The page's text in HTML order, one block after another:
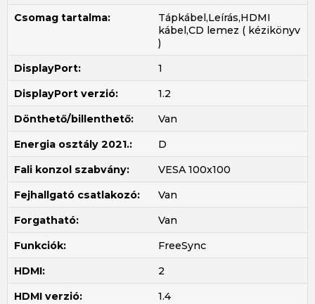
Csomag tartalma:
Tápkábel,Leírás,HDMI
kábel,CD lemez ( kézikönyv
)
DisplayPort:
1
DisplayPort verzió:
1.2
Dönthető/billenthető:
Van
Energia osztály 2021.:
D
Fali konzol szabvány:
VESA 100x100
Fejhallgató csatlakozó:
Van
Forgatható:
Van
Funkciók:
FreeSync
HDMI:
2
HDMI verzió:
1.4